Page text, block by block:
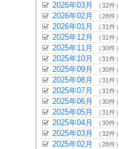
2026年03月 （32件）
2026年02月 （28件）
2026年01月 （31件）
2025年12月 （31件）
2025年11月 （30件）
2025年10月 （31件）
2025年09月 （30件）
2025年08月 （31件）
2025年07月 （31件）
2025年06月 （30件）
2025年05月 （31件）
2025年04月 （30件）
2025年03月 （32件）
2025年02月 （28件）